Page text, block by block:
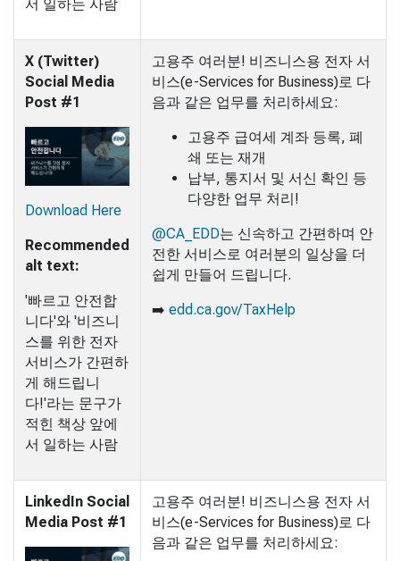
서 일하는 사람
X (Twitter)
Social Media
Post #1
Download Here
Recommended
alt text:
'빠르고 안전합
니다'와 '비즈니
스를 위한 전자
서비스가 간편하
게 해드립니
다!'라는 문구가
적힌 책상 앞에
서 일하는 사람
고용주 여러분! 비즈니스용 전자 서
비스(e-Services for Business)로 다
음과 같은 업무를 처리하세요:
고용주 급여세 계좌 등록, 폐
쇄 또는 재개
납부, 통지서 및 서신 확인 등
다양한 업무 처리!
@CA_EDD는 신속하고 간편하며 안
전한 서비스로 여러분의 일상을 더
쉽게 만들어 드립니다.
➡️ edd.ca.gov/TaxHelp
LinkedIn Social
Media Post #1
고용주 여러분! 비즈니스용 전자 서
비스(e-Services for Business)로 다
음과 같은 업무를 처리하세요: